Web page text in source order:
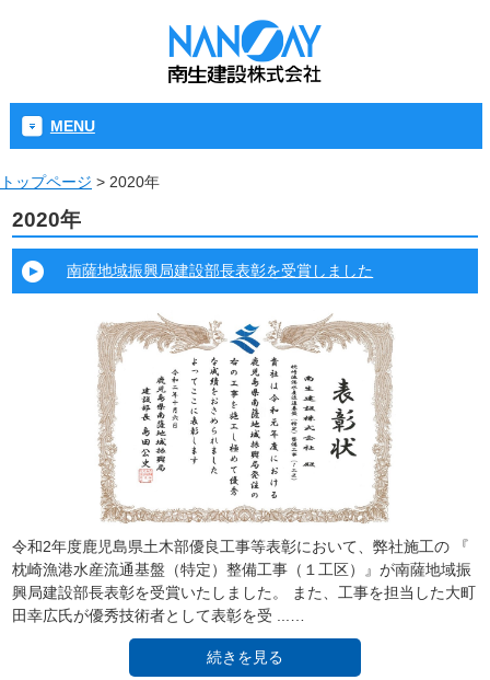
MENU
トップページ > 2020年
2020年
南薩地域振興局建設部長表彰を受賞しました
令和2年度鹿児島県土木部優良工事等表彰において、弊社施工の 『
枕崎漁港水産流通基盤（特定）整備工事（１工区）』が南薩地域振
興局建設部長表彰を受賞いたしました。 また、工事を担当した大町
田幸広氏が優秀技術者として表彰を受 ...…
続きを見る